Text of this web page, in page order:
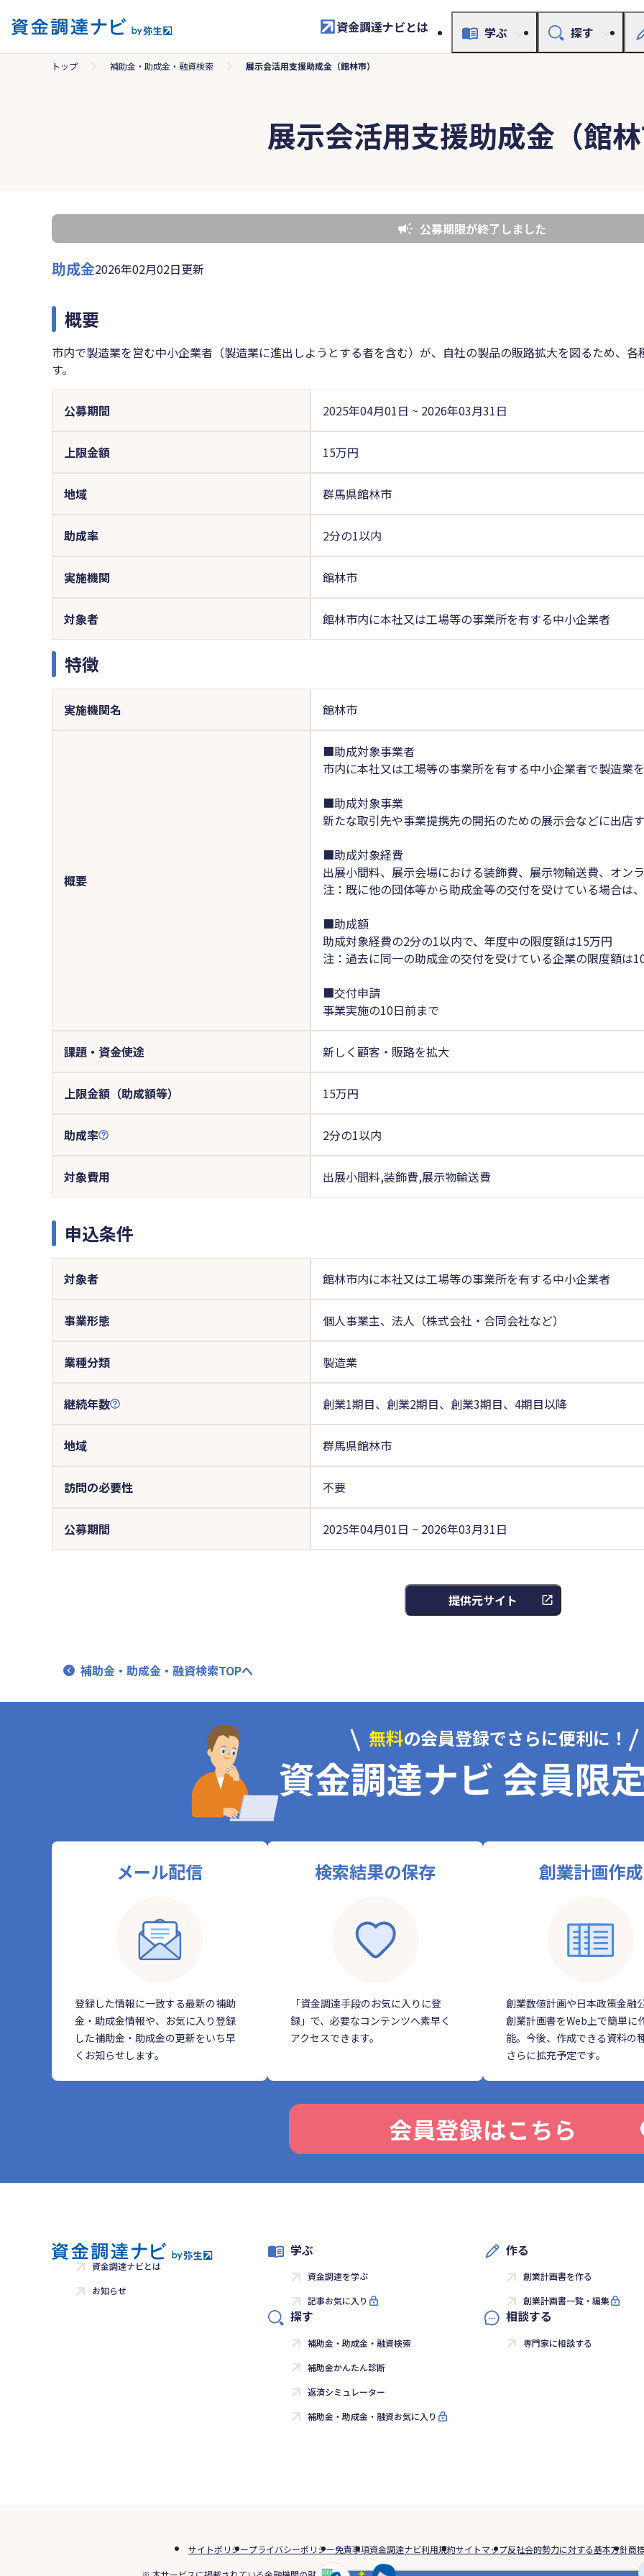
資金調達ナビとは 学ぶ 探す
トップ 補助金・助成金・融資検索 展示会活用支援助成金（館林市）
展示会活用支援助成金（館
公募期限が終了しました
助成金2026年02月02日更新
概要
市内で製造業を営む中小企業者（製造業に進出しようとする者を含む）が、自社の製品の販路拡大を図るため、
す。
公募期間 2025年04月01日 ~ 2026年03月31日
上限金額 15万円
地域 群馬県館林市
助成率 2分の1以内
実施機関 館林市
対象者 館林市内に本社又は工場等の事業所を有する中小企業者
特徴
実施機関名 館林市
概要
■助成対象事業者
市内に本社又は工場等の事業所を有する中小企業者で製造業
■助成対象事業
新たな取引先や事業提携先の開拓のための展示会などに出店
■助成対象経費
出展小間料、展示会場における装飾費、展示物輸送費、オン
注：既に他の団体等から助成金等の交付を受けている場合は
■助成額
助成対象経費の2分の1以内で、年度中の限度額は15万円
注：過去に同一の助成金の交付を受けている企業の限度額は
■交付申請
事業実施の10日前まで
課題・資金使途 新しく顧客・販路を拡大
上限金額（助成額等） 15万円
助成率 2分の1以内
対象費用 出展小間料,装飾費,展示物輸送費
申込条件
対象者 館林市内に本社又は工場等の事業所を有する中小企業者
事業形態 個人事業主、法人（株式会社・合同会社など）
業種分類 製造業
継続年数 創業1期目、創業2期目、創業3期目、4期目以降
地域 群馬県館林市
訪問の必要性 不要
公募期間 2025年04月01日 ~ 2026年03月31日
提供元サイト
補助金・助成金・融資検索TOPへ
無料の会員登録でさらに便利に！
資金調達ナビ 会員限
メール配信
登録した情報に一致する最新の補助
金・助成金情報や、お気に入り登録
した補助金・助成金の更新をいち早
くお知らせします。
検索結果の保存
「資金調達手段のお気に入りに登
録」で、必要なコンテンツへ素早く
アクセスできます。
創業計画作成
創業数値計画や日本政策金融
創業計画書をWeb上で簡単に
能。今後、作成できる資料の
さらに拡充予定です。
会員登録はこちら
資金調達ナビとは
お知らせ
学ぶ
資金調達を学ぶ
記事お気に入り
探す
補助金・助成金・融資検索
補助金かんたん診断
返済シミュレーター
補助金・助成金・融資お気に入り
作る
創業計画書を作る
創業計画書一覧・編集
相談する
専門家に相談する
サイトポリシープライバシーポリシー免責事項資金調達ナビ利用規約サイトマップ反社会的勢力に対する基本方針商